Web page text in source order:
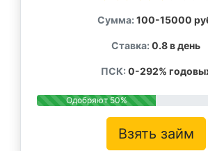
Сумма: 100-15000
Ставка: 0.8 в день
ПСК: 0-292%
Одобряют 50%
Взять займ